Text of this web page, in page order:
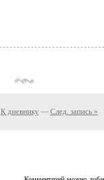
К дневнику — След. запись »